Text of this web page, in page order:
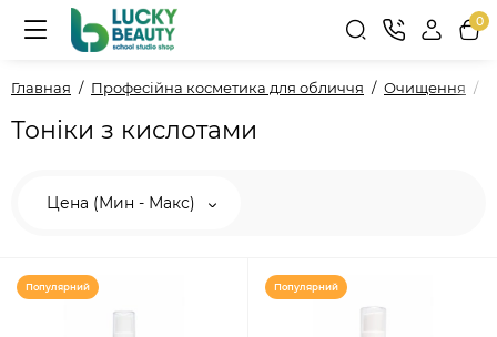
0
Главная Професійна косметика для обличчя Очищення
Тоніки з кислотами
Цена (Мин - Макс)
Популярний Популярний